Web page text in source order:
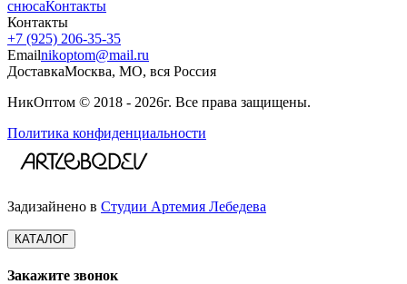
снюсаКонтакты
Контакты
+7 (925) 206‑35‑35
Emailnikoptom@mail.ru
ДоставкаМосква, МО, вся Россия
НикОптом © 2018 - 2026г. Все права защищены.
Политика конфиденциальности
Задизайнено в Студии Артемия Лебедева
КАТАЛОГ
Закажите звонок